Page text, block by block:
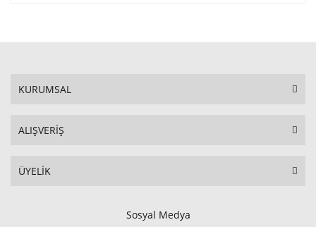
KURUMSAL
ALIŞVERİŞ
ÜYELİK
Sosyal Medya